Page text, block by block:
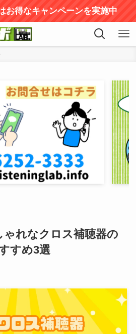
お得なキャンペーンを実施中
ゃれなクロス補聴器の
すめ3選